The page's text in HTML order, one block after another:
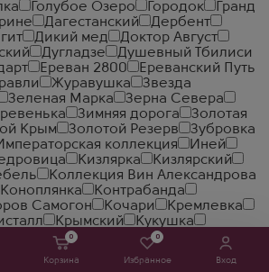
0
Корзина
0
Избранное Вход
Голубое Озеро Городок
Гранд
Дагестанский
Дербент
Дикий мед
Доктор Август
Дугладзе
Душевный Тбилиси
Ереван 2800
Ереванский Путь
Журавушка
Звезда
Зеленая Марка
Зерна Севера
Зимняя дорога
Золотая
Крым Золотой Резерв
Зубровка
коллекция
Иней
Кизлярка
Кизлярский
Коллекция Вин Александрова
Коноплянка
Контрабанда
Самогон Кочари
Кремлевка
Крымский
Кукушка
Армении
Легенда Кремля
Мороша Маруся
Медная
Мурава Мягков Налибоки